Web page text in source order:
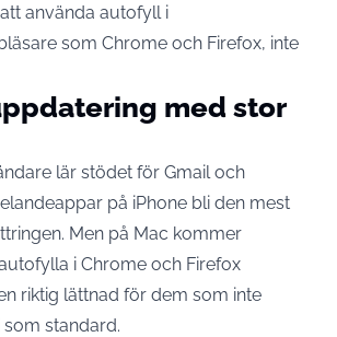
använda autofyll i
som Chrome och Firefox, inte
med stor
lär stödet för Gmail och
på iPhone bli den mest
Men på Mac kommer
i Chrome och Firefox
riktig lättnad för dem som inte
standard.